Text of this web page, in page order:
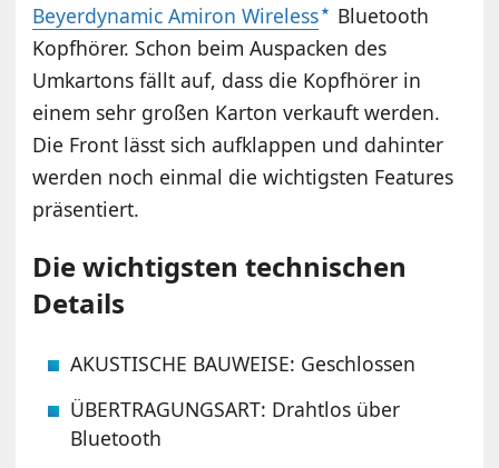
Beyerdynamic Amiron Wireless
Bluetooth
Kopfhörer. Schon beim Auspacken des
Umkartons fällt auf, dass die Kopfhörer in
einem sehr großen Karton verkauft werden.
Die Front lässt sich aufklappen und dahinter
werden noch einmal die wichtigsten Features
präsentiert.
Die wichtigsten technischen
Details
AKUSTISCHE BAUWEISE: Geschlossen
ÜBERTRAGUNGSART: Drahtlos über
Bluetooth